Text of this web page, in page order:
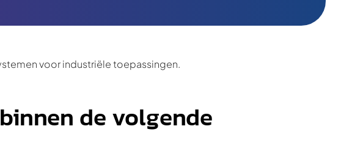
voor industriële toepassingen.
de volgende